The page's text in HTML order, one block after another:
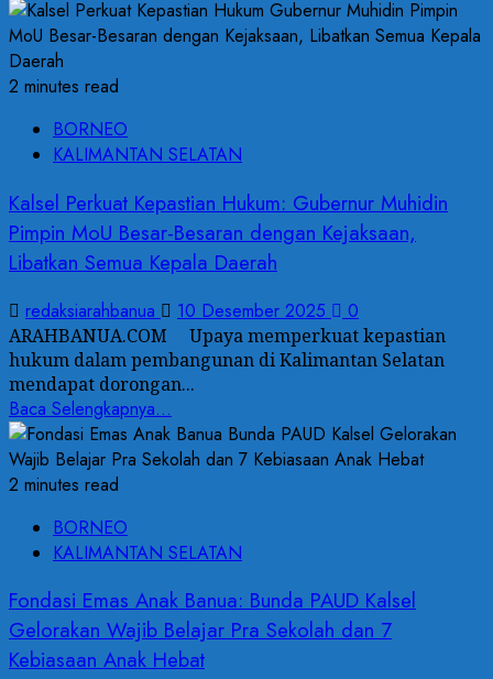
2 minutes read
BORNEO
KALIMANTAN SELATAN
Kalsel Perkuat Kepastian Hukum: Gubernur Muhidin
Pimpin MoU Besar-Besaran dengan Kejaksaan,
Libatkan Semua Kepala Daerah
redaksiarahbanua 10 Desember 2025 0
ARAHBANUA.COM Upaya memperkuat kepastian
hukum dalam pembangunan di Kalimantan Selatan
mendapat dorongan...
Baca Selengkapnya...
2 minutes read
BORNEO
KALIMANTAN SELATAN
Fondasi Emas Anak Banua: Bunda PAUD Kalsel
Gelorakan Wajib Belajar Pra Sekolah dan 7
Kebiasaan Anak Hebat